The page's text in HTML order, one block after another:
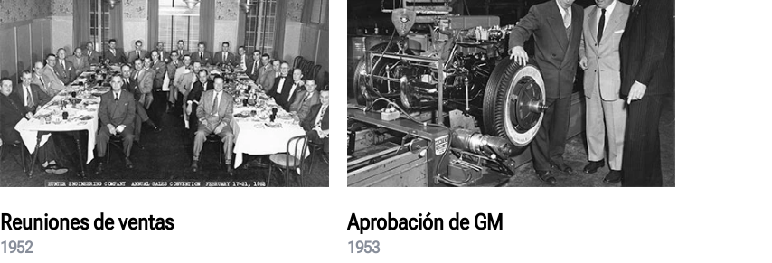
Reuniones de ventas
1952
Aprobación de GM
1953